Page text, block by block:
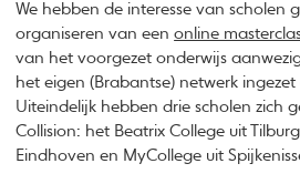
We hebben de interesse van scholen
organiseren van eenonline
van het voorgezet onderwijs
het eigen (Brabantse) netwerk
Uiteindelijk hebben drie scholen zich
Collision: het Beatrix College uit
Eindhoven en MyCollege uit